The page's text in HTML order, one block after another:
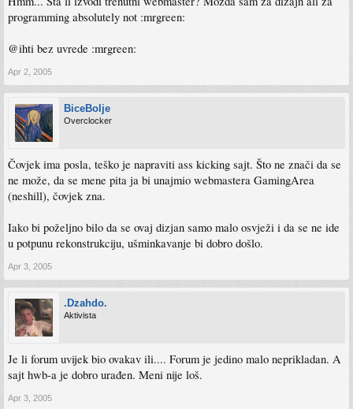
programming absolutely not :mrgreen:
@ihti bez uvrede :mrgreen:
Apr 2, 2005
BiceBolje
Overclocker
Čovjek ima posla, teško je napraviti ass kicking sajt. Što ne znači da se
ne može, da se mene pita ja bi unajmio webmastera GamingArea
(neshill), čovjek zna.
Iako bi poželjno bilo da se ovaj dizjan samo malo osvježi i da se ne ide
u potpunu rekonstrukciju, ušminkavanje bi dobro došlo.
Apr 3, 2005
.Dzahdo.
Aktivista
Je li forum uvijek bio ovakav ili.... Forum je jedino malo neprikladan. A
sajt hwb-a je dobro urađen. Meni nije loš.
Apr 3, 2005